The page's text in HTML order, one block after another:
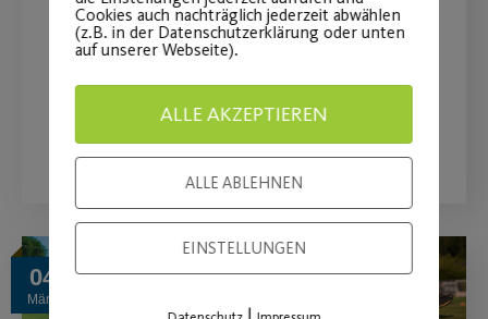
Aktuelles Engagement wird um das
Projekt „Post SV on Ice“ erweitert.
04
März
Cookies auch nachträglich jederzeit abwählen
(z.B. in der Datenschutzerklärung oder unten
auf unserer Webseite).
ALLE AKZEPTIEREN
ALLE ABLEHNEN
EINSTELLUNGEN